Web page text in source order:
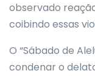
observado
coibindo essas
O “Sábado de
condenar o